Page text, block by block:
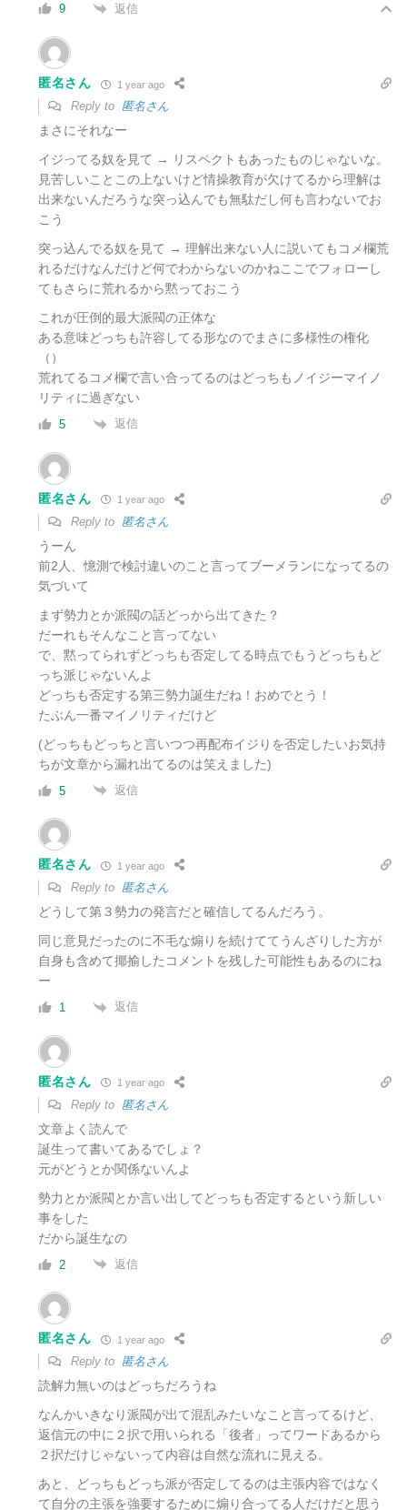
9 返信
匿名さん 1 year ago
Reply to 匿名さん
まさにそれなー
イジってる奴を見て → リスペクトもあったものじゃないな。
見苦しいことこの上ないけど情操教育が欠けてるから理解は
出来ないんだろうな突っ込んでも無駄だし何も言わないでお
こう
突っ込んでる奴を見て → 理解出来ない人に説いてもコメ欄荒
れるだけなんだけど何でわからないのかねここでフォローし
てもさらに荒れるから黙っておこう
これが圧倒的最大派閥の正体な
ある意味どっちも許容してる形なのでまさに多様性の権化
（）
荒れてるコメ欄で言い合ってるのはどっちもノイジーマイノ
リティに過ぎない
5 返信
匿名さん 1 year ago
Reply to 匿名さん
うーん
前2人、憶測で検討違いのこと言ってブーメランになってるの
気づいて
まず勢力とか派閥の話どっから出てきた？
だーれもそんなこと言ってない
で、黙ってられずどっちも否定してる時点でもうどっちもど
っち派じゃないんよ
どっちも否定する第三勢力誕生だね！おめでとう！
たぶん一番マイノリティだけど
(どっちもどっちと言いつつ再配布イジりを否定したいお気持
ちが文章から漏れ出てるのは笑えました)
5 返信
匿名さん 1 year ago
Reply to 匿名さん
どうして第３勢力の発言だと確信してるんだろう。
同じ意見だったのに不毛な煽りを続けててうんざりした方が
自身も含めて揶揄したコメントを残した可能性もあるのにね
ー
1 返信
匿名さん 1 year ago
Reply to 匿名さん
文章よく読んで
誕生って書いてあるでしょ？
元がどうとか関係ないんよ
勢力とか派閥とか言い出してどっちも否定するという新しい
事をした
だから誕生なの
2 返信
匿名さん 1 year ago
Reply to 匿名さん
読解力無いのはどっちだろうね
なんかいきなり派閥が出て混乱みたいなこと言ってるけど、
返信元の中に２択で用いられる「後者」ってワードあるから
２択だけじゃないって内容は自然な流れに見える。
あと、どっちもどっち派が否定してるのは主張内容ではなく
て自分の主張を強要するために煽り合ってる人だけだと思う